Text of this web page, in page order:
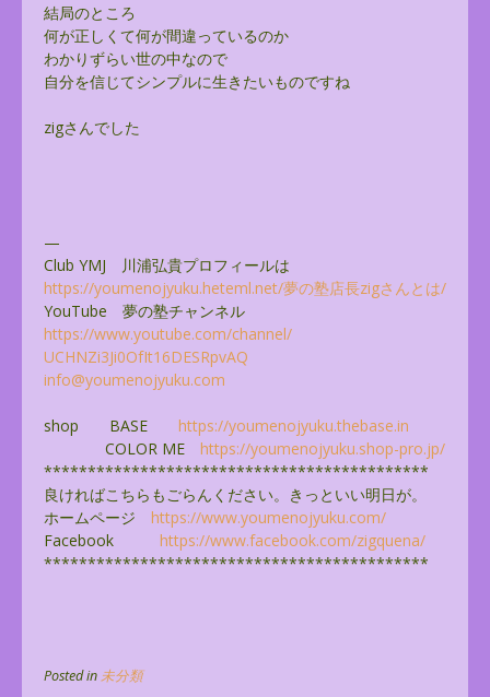
結局のところ
何が正しくて何が間違っているのか
わかりずらい世の中なので
自分を信じてシンプルに生きたいものですね
zigさんでした
—
Club YMJ 川浦弘貴プロフィールは
https://youmenojyuku.heteml.net/夢の塾店長zigさんとは/
YouTube 夢の塾チャンネル
https://www.youtube.com/channel/
UCHNZi3Ji0OfIt16DESRpvAQ
info@youmenojyuku.com
shop BASE https://youmenojyuku.thebase.in
COLOR ME https://youmenojyuku.shop-pro.jp/
********************************************
良ければこちらもごらんください。きっといい明日が。
ホームページ https://www.youmenojyuku.com/
Facebook https://www.facebook.com/zigquena/
********************************************
Posted in未分類